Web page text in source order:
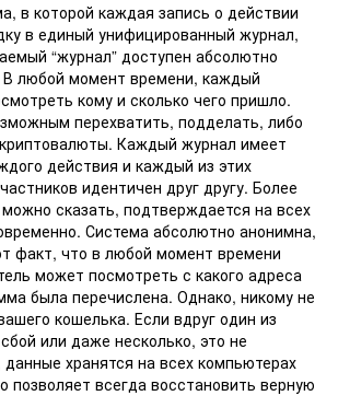
в которой каждая запись о действии
в единый унифицированный журнал,
“журнал” доступен абсолютно
В любой момент времени, каждый
кому и сколько чего пришло.
перехватить, подделать, либо
Каждый журнал имеет
действия и каждый из этих
идентичен друг другу. Более
можно сказать, подтверждается на всех
Система абсолютно анонимна,
факт, что в любой момент времени
может посмотреть с какого адреса
была перечислена. Однако, никому не
кошелька. Если вдруг один из
или даже несколько, это не
хранятся на всех компьютерах
позволяет всегда восстановить верную